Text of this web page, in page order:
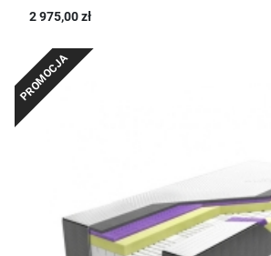
2 975,00 zł
PROMOCJA